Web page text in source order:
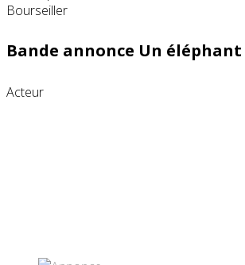
Bande annonce Un
Acteur